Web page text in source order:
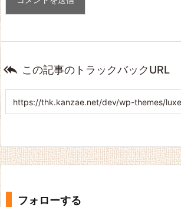
 この記事のトラックバックURL
フォローする